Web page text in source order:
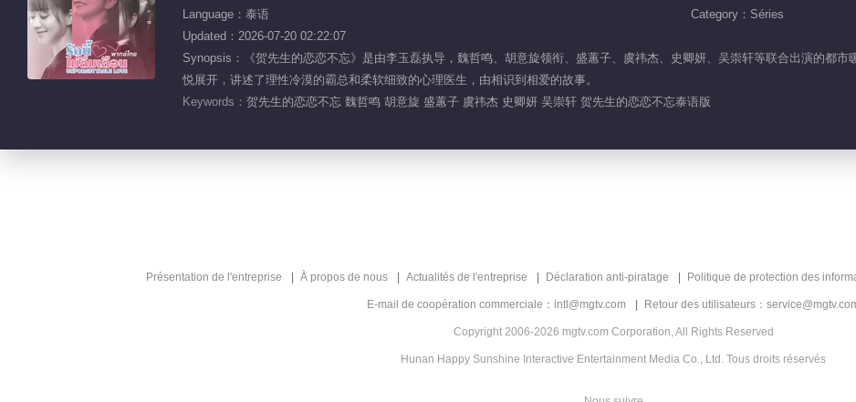
Language：泰语
Category：Séries
Updated：2026-07-20 02:22:07
Synopsis：《贺先生的恋恋不忘》是由李玉磊执导，魏哲鸣、胡意旋领衔、盛蕙子、虞祎杰、史卿妍、吴崇轩等联合出演的都
悦展开，讲述了理性冷漠的霸总和柔软细致的心理医生，由相识到相爱的故事。
Keywords： 贺先生的恋恋不忘 魏哲鸣 胡意旋 盛蕙子 虞祎杰 史卿妍 吴崇轩 贺先生的恋恋不忘泰语版
Présentation de l'entreprise À propos de nous Actualités de l'entreprise Déclaration anti-piratage Politique de protection des
E-mail de coopération commerciale：intl@mgtv.com Retour des utilisateurs：
Copyright 2006-2026 mgtv.com Corporation, All Rights Reserved
Hunan Happy Sunshine Interactive Entertainment Media Co., Ltd. Tous droits réservés